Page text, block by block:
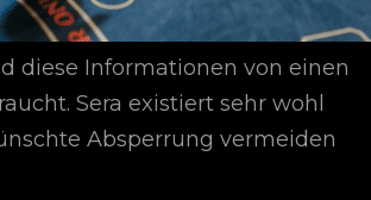
diese Informationen von einen
Sera existiert sehr wohl
Absperrung vermeiden